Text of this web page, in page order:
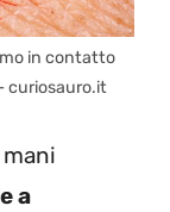
in contatto
curiosauro.it
a